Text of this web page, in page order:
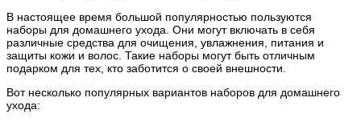
В настоящее время большой популярностью пользуются
наборы для домашнего ухода. Они могут включать в себя
различные средства для очищения, увлажнения, питания и
защиты кожи и волос. Такие наборы могут быть отличным
подарком для тех, кто заботится о своей внешности.
Вот несколько популярных вариантов наборов для домашнего
ухода: